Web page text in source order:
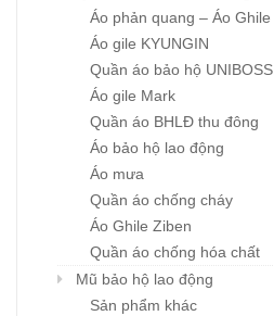
Áo phản quang – Áo Ghile
Áo gile KYUNGIN
Quần áo bảo hộ UNIBOSS
Áo gile Mark
Quần áo BHLĐ thu đông
Áo bảo hộ lao động
Áo mưa
Quần áo chống cháy
Áo Ghile Ziben
Quần áo chống hóa chất
Mũ bảo hộ lao động
Sản phẩm khác